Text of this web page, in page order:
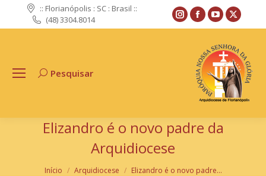
:: Florianópolis : SC : Brasil ::
(48) 3304.8014
Instagram
page
new
window
Facebook
page
opens
in
new
window
YouTube
page
opens
in
new
window
X
page
in
new
Search:Pesquisar
Elizandro é o novo padre da
Arquidiocese
Você está aqui:
Início Arquidiocese Elizandro é o novo padre…